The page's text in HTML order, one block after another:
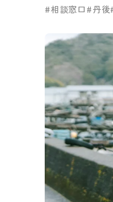
#相談窓口 #丹後